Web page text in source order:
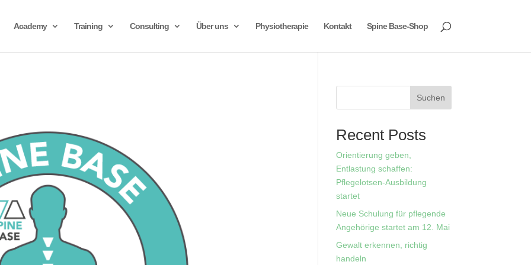
Academy Training Consulting Über uns Physiotherapie Kontakt Spine Base-Shop
Suchen
Recent Posts
Orientierung geben,
Entlastung schaffen:
Pflegelotsen-Ausbildung
startet
Neue Schulung für pflegende
Angehörige startet am 12. Mai
Gewalt erkennen, richtig
handeln